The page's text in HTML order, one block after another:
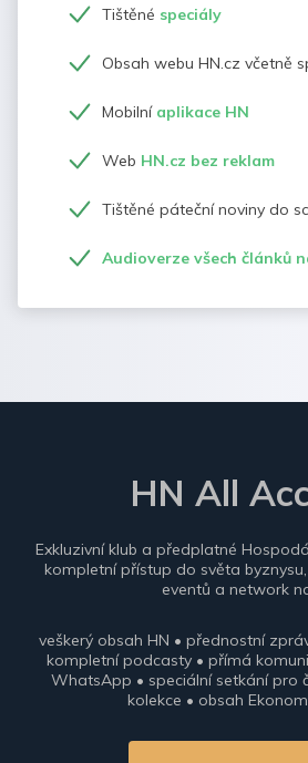
Tištěné speciály
Obsah webu HN.cz včetně
Mobilní aplikace HN
Web HN.cz bez reklam
Tištěné páteční noviny do
Audioverze všech článků
HN All
Exkluzivní klub a předplatné
kompletní přístup do světa
eventů a network
veškerý obsah HN • přednostní
kompletní podcasty • přímá
WhatsApp • speciální setkání pro
kolekce • obsah